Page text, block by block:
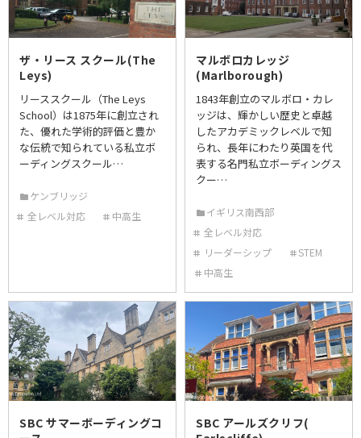
ザ・リース スクール(The
Leys)
リーススクール（The Leys
School）は1875年に創立され
た、優れた学術的評価と豊か
な伝統で知られている私立ボ
ーディングスクール…
ケンブリッジ
全レベル対応
中高生
マルボロカレッジ
(Marlborough)
1843年創立のマルボロ・カレ
ッジは、輝かしい歴史と卓越
したアカデミックレベルで知
られ、長年にわたり英国を代
表する名門私立ボーディングス
クー…
イギリス南西部
全レベル対応
リーダーシップ
STEM
中高生
SBC サマーボーディングコ
SBC アールズクリフ(